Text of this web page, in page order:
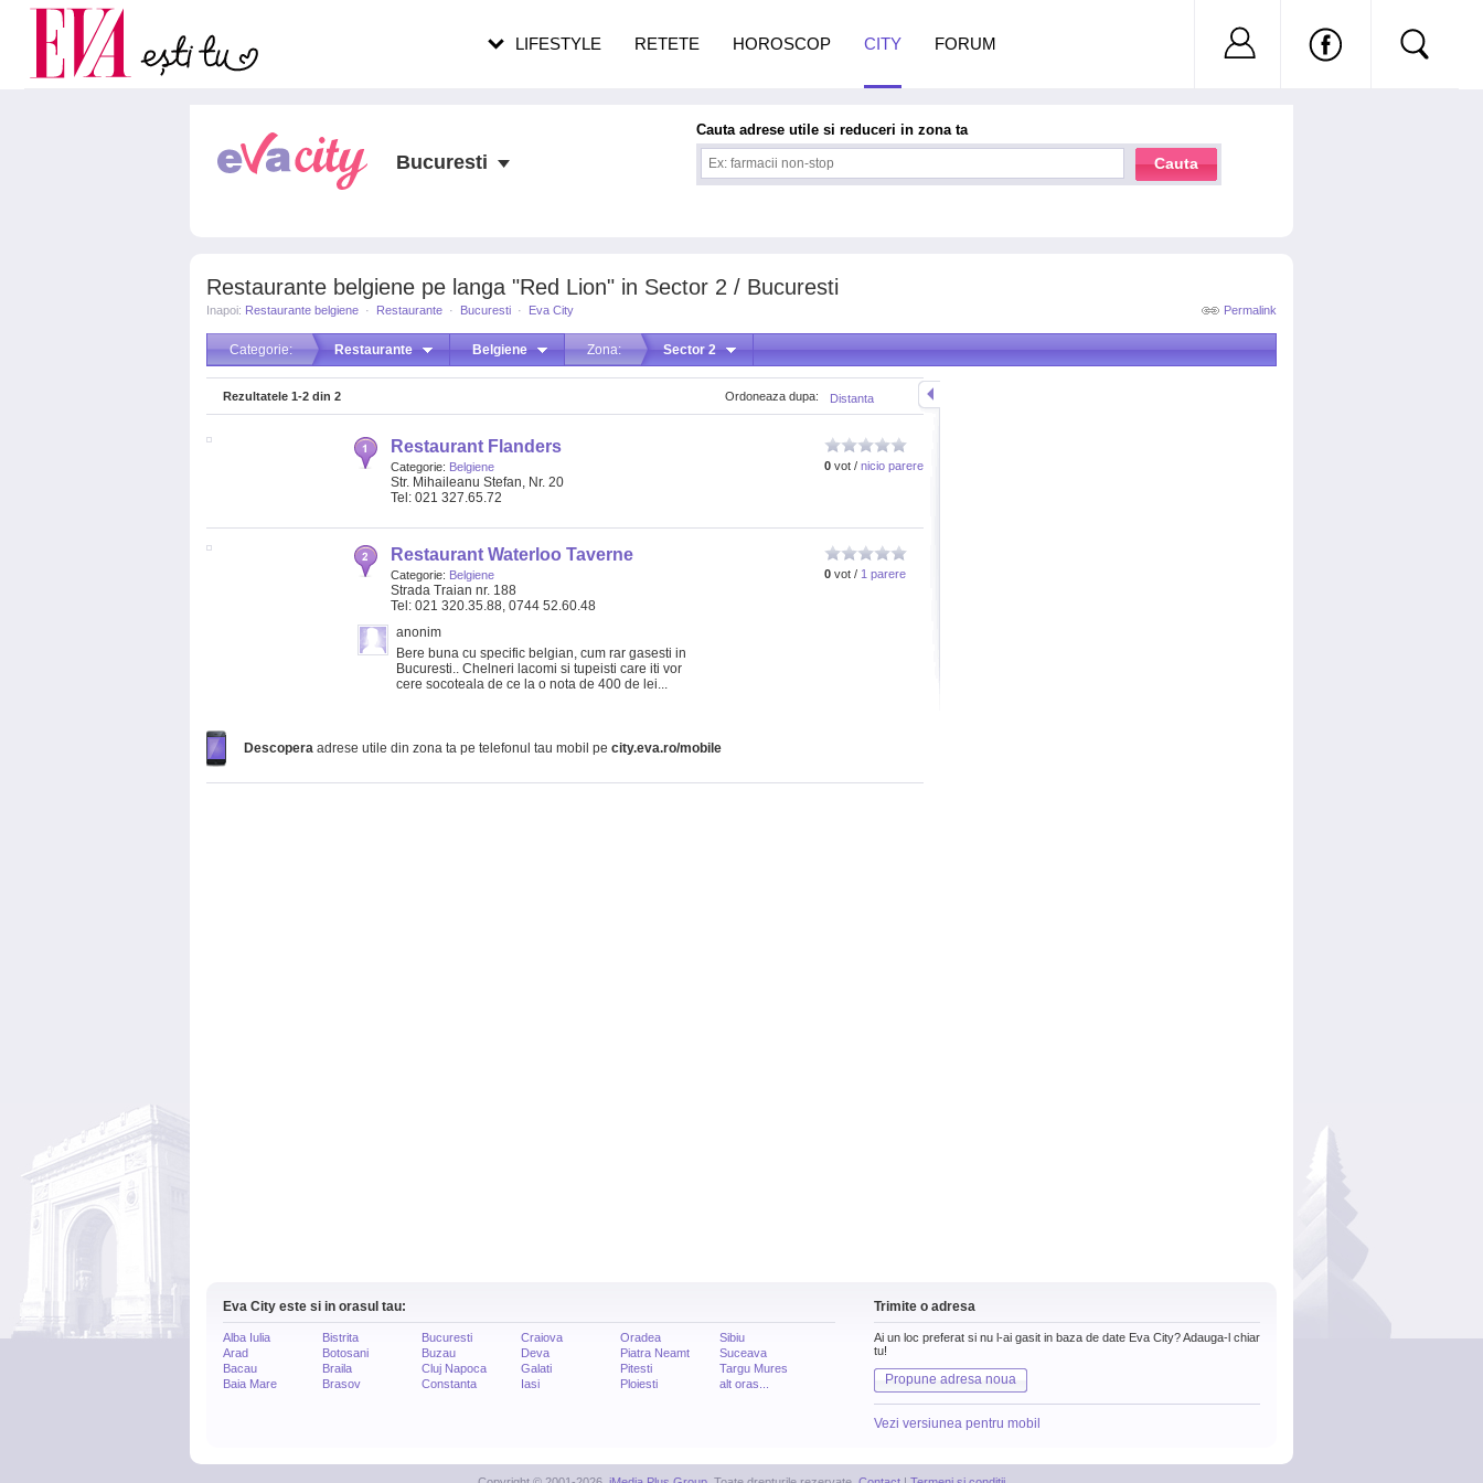
Restaurante belgiene pe langa "Red Lion" in Sector 2 / Bucuresti
Permalink
Inapoi: Restaurante belgiene · Restaurante · Bucuresti · Eva City
Categorie: Restaurante Belgiene Zona: Sector 2
Distanta
Ordoneaza dupa:
Rezultatele 1-2 din 2
0 vot / nicio parere
Restaurant Flanders
Categorie: Belgiene
Str. Mihaileanu Stefan, Nr. 20
Tel: 021 327.65.72
0 vot / 1 parere
Restaurant Waterloo Taverne
Categorie: Belgiene
Strada Traian nr. 188
Tel: 021 320.35.88, 0744 52.60.48
anonim
Bere buna cu specific belgian, cum rar gasesti in
Bucuresti.. Chelneri lacomi si tupeisti care iti vor
cere socoteala de ce la o nota de 400 de lei...
Descopera adrese utile din zona ta pe telefonul tau mobil pe city.eva.ro/mobile
Eva City este si in orasul tau:
Alba Iulia
Arad
Bacau
Baia Mare
Bistrita
Botosani
Braila
Brasov
Bucuresti
Buzau
Cluj Napoca
Constanta
Craiova
Deva
Galati
Iasi
Oradea
Piatra Neamt
Pitesti
Ploiesti
Sibiu
Suceava
Targu Mures
alt oras...
Trimite o adresa
Ai un loc preferat si nu l-ai gasit in baza de date Eva City? Adauga-l chiar
tu!
Propune adresa noua
Vezi versiunea pentru mobil
Bucuresti
Cauta adrese utile si reduceri in zona ta
Cauta
LIFESTYLE RETETE HOROSCOP CITY FORUM Nu ai cont?
Carieră
Actualitate